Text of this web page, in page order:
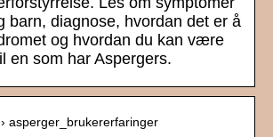
barn, diagnose, hvordan det er å
og hvordan du kan være
en som har Aspergers.
asperger_brukererfaringer